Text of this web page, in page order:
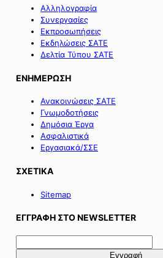
Αλληλογραφία
Συνεργασίες
Εκπροσωπήσεις
Εκδηλώσεις ΣΑΤΕ
Δελτία Τύπου ΣΑΤΕ
ΕΝΗΜΕΡΩΣΗ
Ανακοινώσεις ΣΑΤΕ
Γνωμοδοτήσεις
Δημόσια Έργα
Ασφαλιστικά
Εργασιακά/ΣΣΕ
ΣΧΕΤΙΚΑ
Sitemap
ΕΓΓΡΑΦΗ ΣΤΟ NEWSLETTER